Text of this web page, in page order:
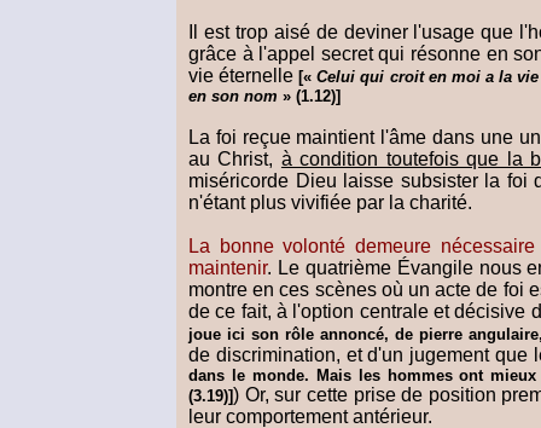
Il est trop aisé de deviner l'usage que
grâce à l'appel secret qui résonne en
vie éternelle[«Celui qui croit en moi a la
en son nom » (1.12)]
La foi reçue maintient l'âme dans une
au Christ, à condition toutefois que la
miséricorde Dieu laisse subsister la foi
n'étant plus vivifiée par la charité.
La bonne volonté demeure
maintenir. Le quatrième Évangile nous
montre en ces scènes où un acte de foi
de ce fait, à l'option centrale et décisive
joue ici son rôle annoncé, de pierre
de discrimination, et d'un jugement que
dans le monde. Mais les hommes ont
(3.19)]) Or, sur cette prise de position
leur comportement antérieur.